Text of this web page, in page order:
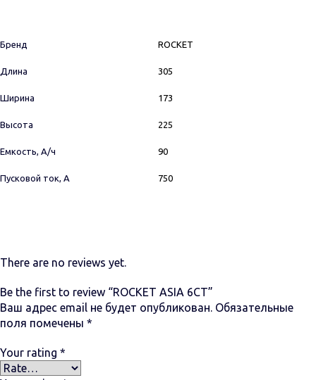
Бренд ROCKET
Длина 305
Ширина 173
Высота 225
Емкость, А/ч 90
Пусковой ток, А 750
There are no reviews yet.
Be the first to review “ROCKET ASIA 6СТ”
Ваш адрес email не будет опубликован. Обязательные
поля помечены *
Your rating *